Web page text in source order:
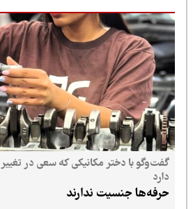
گفت‌وگو با دختر مکانیکی که سعی در تغییر
حرفه‌ها جنسیت ندارند